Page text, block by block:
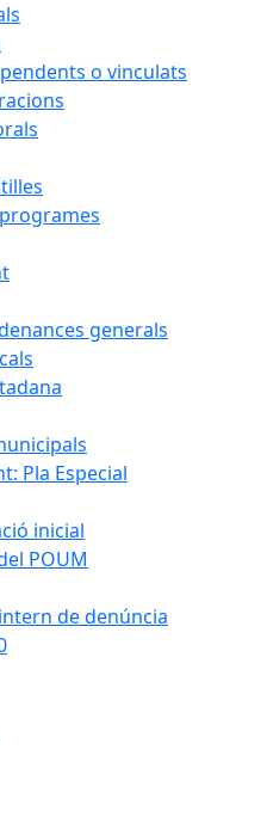
o vinculats
generals
Pla Especial
inicial
POUM
de denúncia